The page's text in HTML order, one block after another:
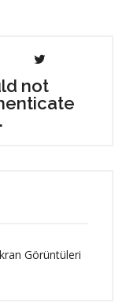
not
Görüntüleri